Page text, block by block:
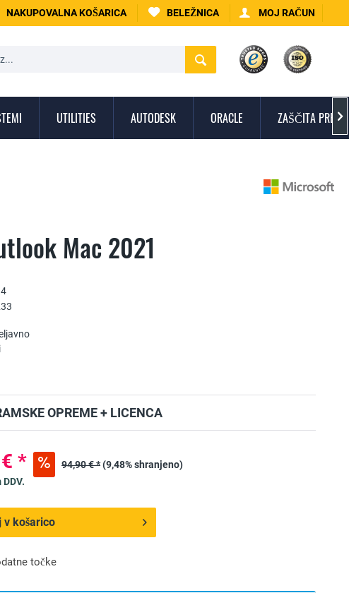
NAKUPOVALNA KOŠARICA BELEŽNICA MOJ RAČUN
UTILITIES AUTODESK ORACLE ZAŠČITA PRED
Mac 2021
točke
OPREME + LICENCA
* 94,90 € *(9,48% shranjeno)
v košarico